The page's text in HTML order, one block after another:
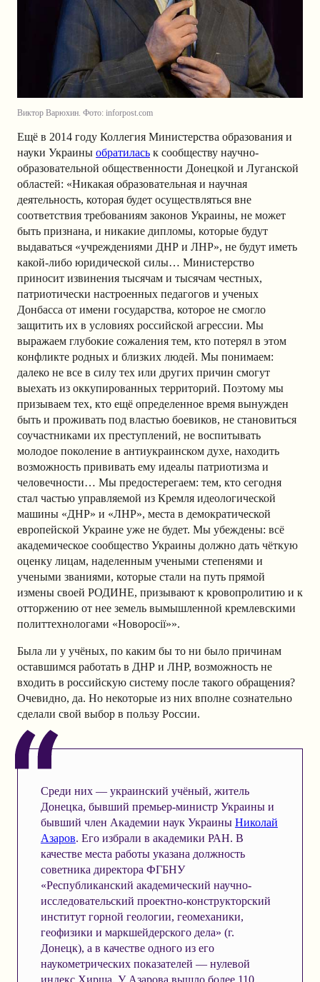
Виктор Варюхин. Фото: inforpost.com
Ещё в 2014 году Коллегия Министерства образования и
науки Украины обратилась к сообществу научно-
образовательной общественности Донецкой и Луганской
областей: «Никакая образовательная и научная
деятельность, которая будет осуществляться вне
соответствия требованиям законов Украины, не может
быть признана, и никакие дипломы, которые будут
выдаваться «учреждениями ДНР и ЛНР», не будут иметь
какой-либо юридической силы… Министерство
приносит извинения тысячам и тысячам честных,
патриотически настроенных педагогов и ученых
Донбасса от имени государства, которое не смогло
защитить их в условиях российской агрессии. Мы
выражаем глубокие сожаления тем, кто потерял в этом
конфликте родных и близких людей. Мы понимаем:
далеко не все в силу тех или других причин смогут
выехать из оккупированных территорий. Поэтому мы
призываем тех, кто ещё определенное время вынужден
быть и проживать под властью боевиков, не становиться
соучастниками их преступлений, не воспитывать
молодое поколение в антиукраинском духе, находить
возможность прививать ему идеалы патриотизма и
человечности… Мы предостерегаем: тем, кто сегодня
стал частью управляемой из Кремля идеологической
машины «ДНР» и «ЛНР», места в демократической
европейской Украине уже не будет. Мы убеждены: всё
академическое сообщество Украины должно дать чёткую
оценку лицам, наделенным учеными степенями и
учеными званиями, которые стали на путь прямой
измены своей РОДИНЕ, призывают к кровопролитию и к
отторжению от нее земель вымышленной кремлевскими
политтехнологами «Новоросії»».
Была ли у учёных, по каким бы то ни было причинам
оставшимся работать в ДНР и ЛНР, возможность не
входить в российскую систему после такого обращения?
Очевидно, да. Но некоторые из них вполне сознательно
сделали свой выбор в пользу России.
Среди них — украинский учёный, житель
Донецка, бывший премьер-министр Украины и
бывший член Академии наук Украины Николай
Азаров. Его избрали в академики РАН. В
качестве места работы указана должность
советника директора ФГБНУ
«Республиканский академический научно-
исследовательский проектно-конструкторский
институт горной геологии, геомеханики,
геофизики и маркшейдерского дела» (г.
Донецк), а в качестве одного из его
наукометрических показателей — нулевой
индекс Хирша. У Азарова вышло более 110